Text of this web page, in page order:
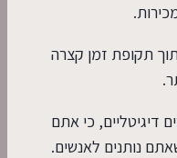
תקופת זמן קצרה
דיגיטליים, כי אתם
נותנים לאנשים.